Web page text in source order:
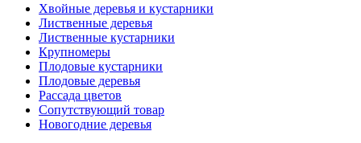
Хвойные деревья и кустарники
Лиственные деревья
Лиственные кустарники
Крупномеры
Плодовые кустарники
Плодовые деревья
Рассада цветов
Сопутствующий товар
Новогодние деревья